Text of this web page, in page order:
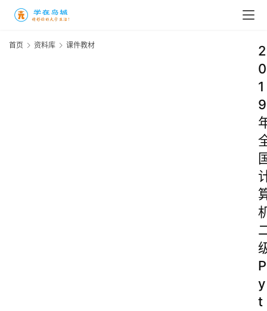
首页 资料库 课件教材
2
0
1
9
P
y
t